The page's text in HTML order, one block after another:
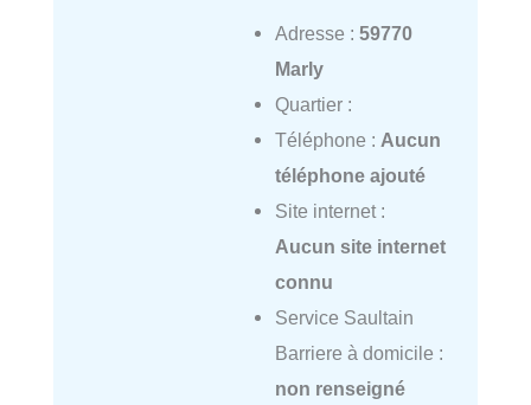
Adresse : 59770
Marly
Quartier :
Téléphone : Aucun
téléphone ajouté
Site internet :
Aucun site internet
connu
Service Saultain
Barriere à domicile :
non renseigné